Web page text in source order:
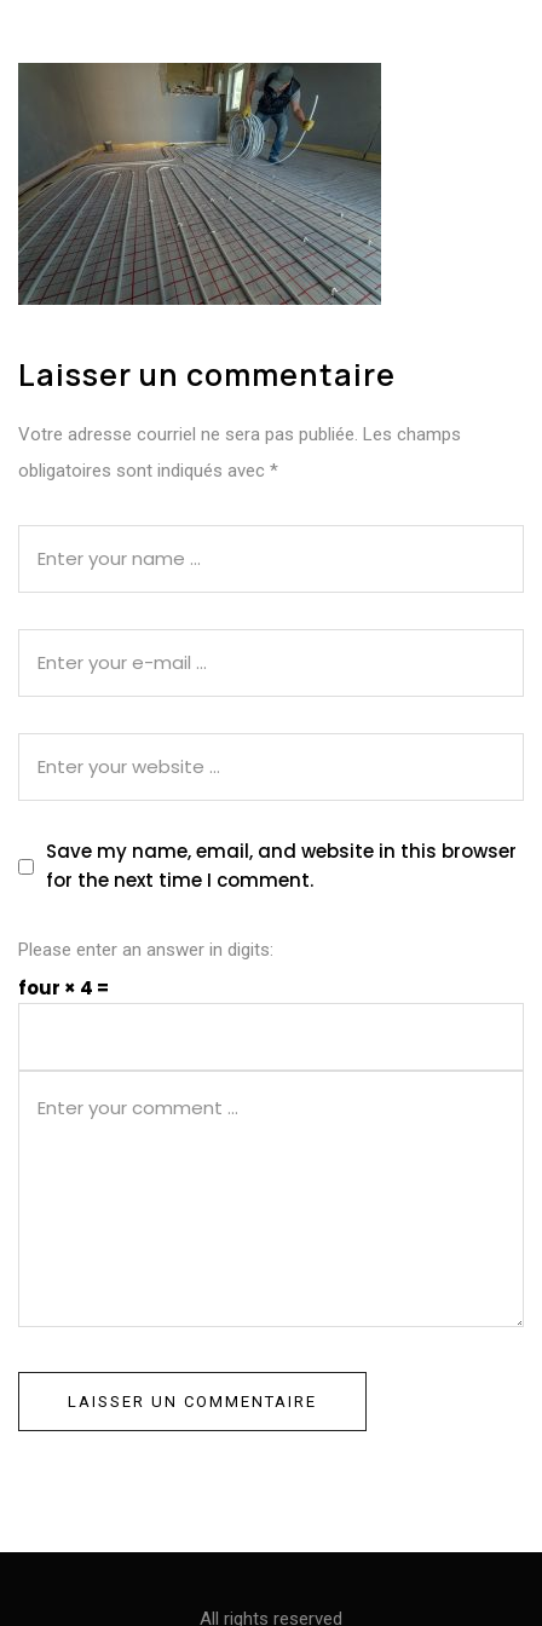
Laisser un commentaire
Votre adresse courriel ne sera pas publiée. Les champs
obligatoires sont indiqués avec *
Save my name, email, and website in this browser
for the next time I comment.
Please enter an answer in digits:
four × 4 =
All rights reserved